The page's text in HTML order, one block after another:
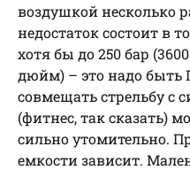
воздушкой несколько
недостаток состоит в
хотя бы до 250 бар
дюйм) – это надо быть
совмещать стрельбу
(фитнес, так сказать)
сильно утомительно.
емкости зависит.